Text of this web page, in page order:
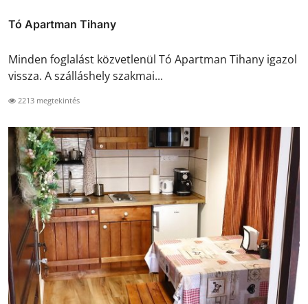
Tó Apartman Tihany
Minden foglalást közvetlenül Tó Apartman Tihany igazol
vissza. A szálláshely szakmai...
2213 megtekintés